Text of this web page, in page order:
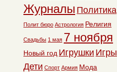
Журналы Политика
Полит бюро Астрология Религия
Свадьбы 1 мая 7 ноября
Новый год Игрушки Игры
Дети Спорт Армия Мода